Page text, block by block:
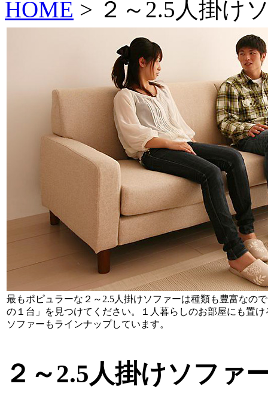
HOME > ２～2.5人掛け
最もポピュラーな２～2.5人掛けソファーは種類も豊富なの
の１台」を見つけてください。１人暮らしのお部屋にも置
ソファーもラインナップしています。
２～2.5人掛けソファ